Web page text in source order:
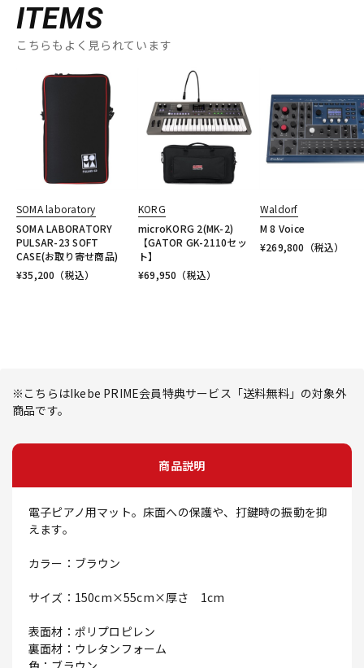
ITEMS
こちらもよく見られています
SOMA laboratory
SOMA LABORATORY
PULSAR-23 SOFT
CASE(お取り寄せ商品)
¥35,200 （税込）
KORG
microKORG 2(MK-2)
【GATOR GK-2110セッ
ト】
¥69,950 （税込）
Waldorf
M 8 Voice
¥269,800 （税込）
※こちらはIkebe PRIME会員特典サービス「送料無料」の対象外
商品です。
商品説明
電子ピアノ用マット。床面への保護や、打鍵時の振動を抑
えます。
カラー：ブラウン
サイズ：150cm×55cm×厚さ 1cm
表面材：ポリプロピレン
裏面材：ウレタンフォーム